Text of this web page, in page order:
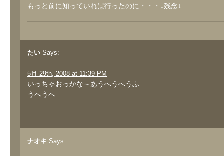
もっと前に知っていれば行ったのに・・・↓残念↓
たい Says:
5月 29th, 2008 at 11:39 PM
いっちゃおっかな～あうへうへうふ
うへうへ
ナオキ Says: